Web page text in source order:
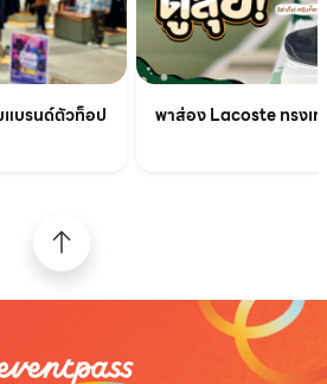
แบรนด์ตัวท็อป
พาส่อง Lacoste ทรงเ